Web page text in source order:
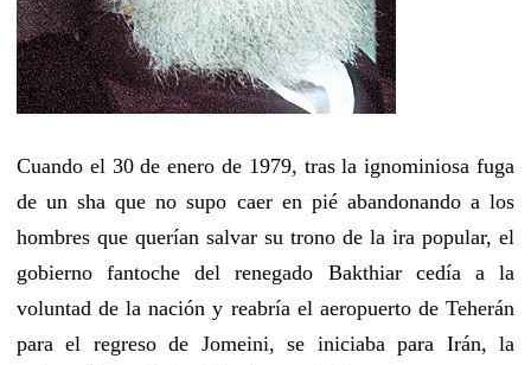
Cuando el 30 de enero de 1979, tras la ignominiosa fuga
de un sha que no supo caer en pié abandonando a los
hombres que querían salvar su trono de la ira popular, el
gobierno fantoche del renegado Bakthiar cedía a la
voluntad de la nación y reabría el aeropuerto de Teherán
para el regreso de Jomeini, se iniciaba para Irán, la